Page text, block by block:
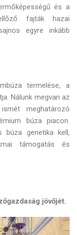
és a
fajták hazai
egyre inkább
termelése, a
Nálunk megvan az
meghatározó
búza piacon.
búza genetika kell,
támogatás és
jövőjét.